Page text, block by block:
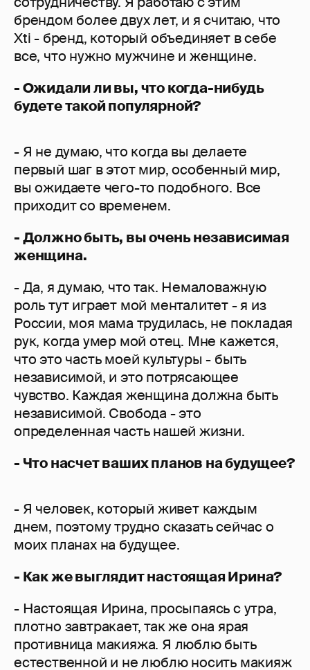
брендом более двух лет, и я считаю, что
Xti - бренд, который объединяет в себе
все, что нужно мужчине и женщине.
- Ожидали ли вы, что когда-нибудь
будете такой популярной?
- Я не думаю, что когда вы делаете
первый шаг в этот мир, особенный мир,
вы ожидаете чего-то подобного. Все
приходит со временем.
- Должно быть, вы очень независимая
женщина.
- Да, я думаю, что так. Немаловажную
роль тут играет мой менталитет - я из
России, моя мама трудилась, не покладая
рук, когда умер мой отец. Мне кажется,
что это часть моей культуры - быть
независимой, и это потрясающее
чувство. Каждая женщина должна быть
независимой. Свобода - это
определенная часть нашей жизни.
- Что насчет ваших планов на будущее?
- Я человек, который живет каждым
днем, поэтому трудно сказать сейчас о
моих планах на будущее.
- Как же выглядит настоящая Ирина?
- Настоящая Ирина, просыпаясь с утра,
плотно завтракает, так же она ярая
противница макияжа. Я люблю быть
естественной и не люблю носить макияж